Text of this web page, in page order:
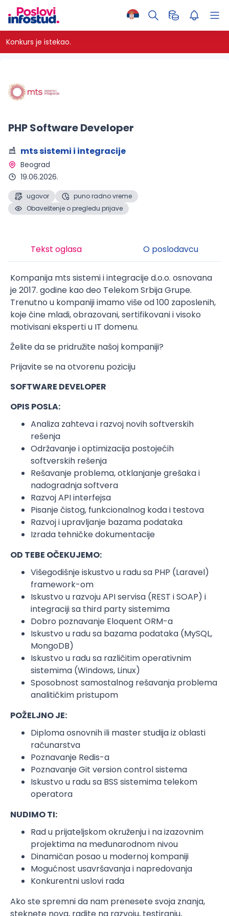
Konkurs je istekao.
PHP Software Developer
mts sistemi i integracije
Beograd
19.06.2026.
ugovor
puno radno vreme
Obaveštenje o pregledu prijave
Tekst oglasa O poslodavcu
Kompanija mts sistemi i integracije d.o.o. osnovana
je 2017. godine kao deo Telekom Srbija Grupe.
Trenutno u kompaniji imamo više od 100 zaposlenih,
koje čine mladi, obrazovani, sertifikovani i visoko
motivisani eksperti u IT domenu.
Želite da se pridružite našoj kompaniji?
Prijavite se na otvorenu poziciju
SOFTWARE DEVELOPER
OPIS POSLA:
Analiza zahteva i razvoj novih softverskih
rešenja
Održavanje i optimizacija postojećih
softverskih rešenja
Rešavanje problema, otklanjanje grešaka i
nadogradnja softvera
Razvoj API interfejsa
Pisanje čistog, funkcionalnog koda i testova
Razvoj i upravljanje bazama podataka
Izrada tehničke dokumentacije
OD TEBE OČEKUJEMO:
Višegodišnje iskustvo u radu sa PHP (Laravel)
framework-om
Iskustvo u razvoju API servisa (REST i SOAP) i
integraciji sa third party sistemima
Dobro poznavanje Eloquent ORM-a
Iskustvo u radu sa bazama podataka (MySQL,
MongoDB)
Iskustvo u radu sa različitim operativnim
sistemima (Windows, Linux)
Sposobnost samostalnog rešavanja problema
analitičkim pristupom
POŽELJNO JE:
Diploma osnovnih ili master studija iz oblasti
računarstva
Poznavanje Redis-a
Poznavanje Git version control sistema
Iskustvo u radu sa BSS sistemima telekom
operatora
NUDIMO TI:
Rad u prijateljskom okruženju i na izazovnim
projektima na međunarodnom nivou
Dinamičan posao u modernoj kompaniji
Mogućnost usavršavanja i napredovanja
Konkurentni uslovi rada
Ako ste spremni da nam prenesete svoja znanja,